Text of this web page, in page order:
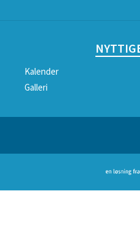
Kalender
Galleri